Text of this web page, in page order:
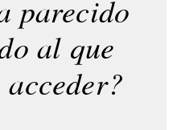
parecido
al que